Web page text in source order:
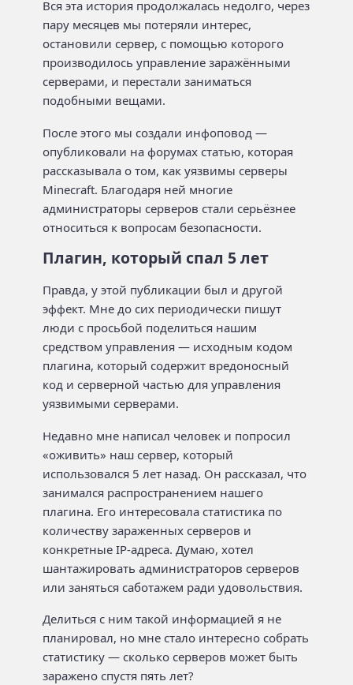
Вся эта история продолжалась недолго, через
пару месяцев мы потеряли интерес,
остановили сервер, с помощью которого
производилось управление заражёнными
серверами, и перестали заниматься
подобными вещами.
После этого мы создали инфоповод —
опубликовали на форумах статью, которая
рассказывала о том, как уязвимы серверы
Minecraft. Благодаря ней многие
администраторы серверов стали серьёзнее
относиться к вопросам безопасности.
Плагин, который спал 5 лет
Правда, у этой публикации был и другой
эффект. Мне до сих периодически пишут
люди с просьбой поделиться нашим
средством управления — исходным кодом
плагина, который содержит вредоносный
код и серверной частью для управления
уязвимыми серверами.
Недавно мне написал человек и попросил
«оживить» наш сервер, который
использовался 5 лет назад. Он рассказал, что
занимался распространением нашего
плагина. Его интересовала статистика по
количеству зараженных серверов и
конкретные IP-адреса. Думаю, хотел
шантажировать администраторов серверов
или заняться саботажем ради удовольствия.
Делиться с ним такой информацией я не
планировал, но мне стало интересно собрать
статистику — сколько серверов может быть
заражено спустя пять лет?